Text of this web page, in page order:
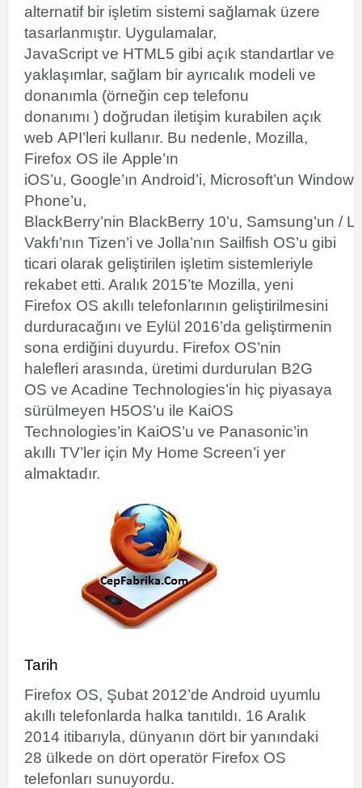
alternatif bir işletim sistemi sağlamak üzere
tasarlanmıştır. Uygulamalar,
JavaScript ve HTML5 gibi açık standartlar ve
yaklaşımlar, sağlam bir ayrıcalık modeli ve
donanımla (örneğin cep telefonu
donanımı ) doğrudan iletişim kurabilen açık
web API’leri kullanır. Bu nedenle, Mozilla,
Firefox OS ile Apple’ın
iOS’u, Google’ın Android’i, Microsoft’un Windows
Phone’u,
BlackBerry’nin BlackBerry 10’u, Samsung’un /
Vakfı’nın Tizen’i ve Jolla’nın Sailfish OS’u gibi
ticari olarak geliştirilen işletim sistemleriyle
rekabet etti. Aralık 2015’te Mozilla, yeni
Firefox OS akıllı telefonlarının geliştirilmesini
durduracağını ve Eylül 2016’da geliştirmenin
sona erdiğini duyurdu. Firefox OS’nin
halefleri arasında, üretimi durdurulan B2G
OS ve Acadine Technologies’in hiç piyasaya
sürülmeyen H5OS’u ile KaiOS
Technologies’in KaiOS’u ve Panasonic’in
akıllı TV’ler için My Home Screen’i yer
almaktadır.
Tarih
Firefox OS, Şubat 2012’de Android uyumlu
akıllı telefonlarda halka tanıtıldı. 16 Aralık
2014 itibarıyla, dünyanın dört bir yanındaki
28 ülkede on dört operatör Firefox OS
telefonları sunuyordu.